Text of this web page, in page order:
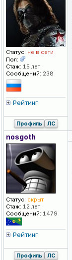
Статус: не в сети
Пол:
Стаж: 15 лет
Сообщений: 238
Рейтинг
Профиль ЛС
nosgoth
Статус: скрыт
Стаж: 12 лет
Сообщений: 1479
Рейтинг
Профиль ЛС